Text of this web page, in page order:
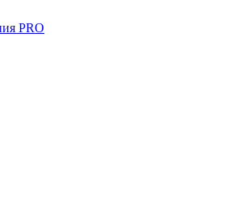
PRO